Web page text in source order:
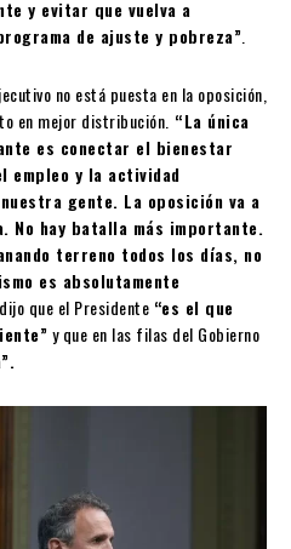
y evitar que vuelva a
de ajuste y pobreza”.
no está puesta en la oposición,
en mejor distribución. “La única
es conectar el bienestar
empleo y la actividad
gente. La oposición va a
No hay batalla más importante.
terreno todos los días, no
es absolutamente
que el Presidente “es el que
y que en las filas del Gobierno